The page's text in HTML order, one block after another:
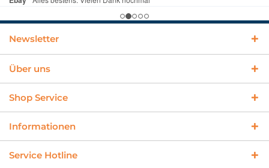
Newsletter
Über uns
Shop Service
Informationen
Service Hotline